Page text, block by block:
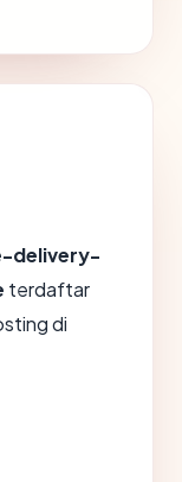
delivery-
terdaftar
di